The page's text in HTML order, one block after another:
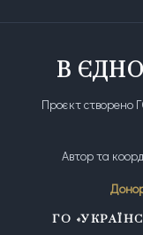
В
Проєкт
Автор та
ГО